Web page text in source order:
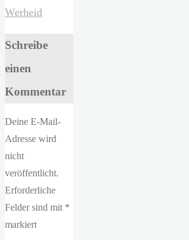
Werheid
Schreibe
einen
Kommentar
Deine E-Mail-
Adresse wird
nicht
veröffentlicht.
Erforderliche
Felder sind mit *
markiert